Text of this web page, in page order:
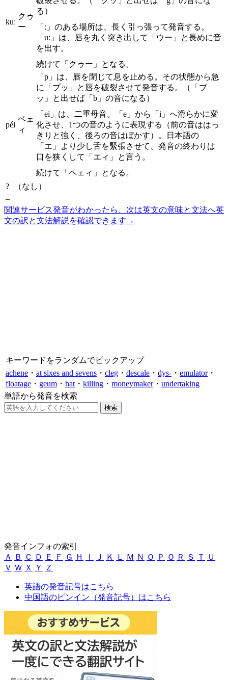
kuː
クゥ
ー
る）
「ː」のある場所は、長く引っ張って発音する。
「uː」は、唇を丸く突き出して「ウー」と長めに音
を出す。
続けて「クゥー」となる。
péi
ペェ
ィ
「p」は、唇を閉じて息を止める。その状態から急
に「プッ」と唇を破裂させて発音する。（「ブ
ッ」と出せば「b」の音になる）
「ei」は、二重母音。「e」から「i」へ滑らかに変
化させ、1つの音のように表現する（前の音ははっ
きりと強く、後ろの音はぼかす）。日本語の
「エ」より少し舌を緊張させて、発音の終わりは
口を狭くして「エィ」と言う。
続けて「ペェィ」となる。
?
（なし）
–
関連サービス発音がわかったら、次は英文の意味と文法へ英
文の訳と文法解説を確認できます →
キーワードをランダムでピックアップ
achene ・ at sixes and sevens ・ cleg ・ descale ・ dys- ・ emulator・
floatage ・ geum ・ hat ・ killing ・ moneymaker・ undertaking
単語から発音を検索
発音インフォの索引
Ａ
Ｂ Ｃ Ｄ Ｅ Ｆ Ｇ Ｈ Ｉ Ｊ Ｋ Ｌ Ｍ Ｎ Ｏ Ｐ Ｑ Ｒ Ｓ Ｔ
Ｕ
Ｖ Ｗ Ｘ Ｙ Ｚ
英語の発音記号はこちら
中国語のピンイン（発音記号）はこちら